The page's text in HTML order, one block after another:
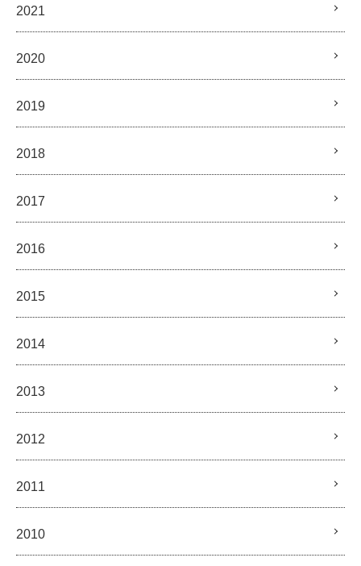
2021
2020
2019
2018
2017
2016
2015
2014
2013
2012
2011
2010